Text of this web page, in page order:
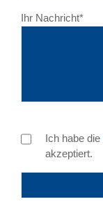
Pflichtfeld
Ihr Nachricht*
Ich habe die
akzeptiert.